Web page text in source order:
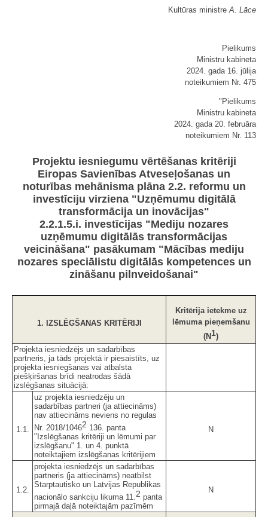
Kultūras ministreA. Lāce
Pielikums
Ministru kabineta
2024. gada 16. jūlija
noteikumiem Nr. 475
"Pielikums
Ministru kabineta
2024. gada 20. februāra
noteikumiem Nr. 113
Projektu iesniegumu vērtēšanas kritēriji
Eiropas Savienības Atveseļošanas un
noturības mehānisma plāna 2.2. reformu un
investīciju virziena "Uzņēmumu digitālā
transformācija un inovācijas"
2.2.1.5.i. investīcijas "Mediju nozares
uzņēmumu digitālās transformācijas
veicināšana" pasākumam "Mācības mediju
nozares speciālistu digitālās kompetences un
zināšanu pilnveidošanai"
1. IZSLĒGŠANAS KRITĒRIJI
Kritērija ietekme uz
lēmuma pieņemšanu
(N 1)
Projekta iesniedzējs un sadarbības
partneris, ja tāds projektā ir piesaistīts, uz
projekta iesniegšanas vai atbalsta
piešķiršanas brīdi neatrodas šādā
izslēgšanas situācijā:
1.1.
uz projekta iesniedzēju un
sadarbības partneri (ja attiecināms)
nav attiecināms neviens no regulas
Nr. 2018/10462 136. panta
"Izslēgšanas kritēriji un lēmumi par
izslēgšanu" 1. un 4. punktā
noteiktajiem izslēgšanas kritērijiem
N
1.2.
projekta iesniedzējs un sadarbības
partneris (ja attiecināms) neatbilst
Starptautisko un Latvijas Republikas
nacionālo sankciju likuma 11.2 panta
pirmajā daļā noteiktajām pazīmēm
N